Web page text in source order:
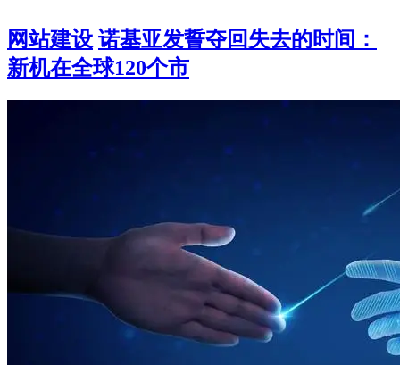
网站建设 诺基亚发誓夺回失去的时间：
新机在全球120个市